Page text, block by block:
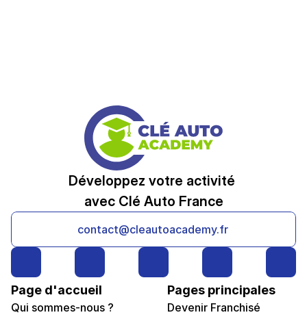
Développez votre activité
avec Clé Auto France
contact@cleautoacademy.fr
Page d'accueil
Qui sommes-nous ?
Pages principales
Devenir Franchisé